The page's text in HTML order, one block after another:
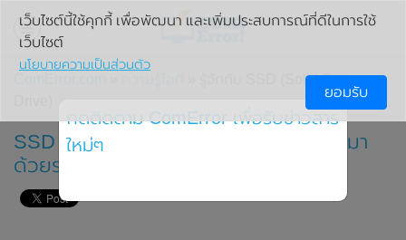
» รู้จักกับ SSD (Solid State
SSD (Solid State Drive) ความเร็วที่แลกมา
ด้วยราคา
เว็บไซต์นี้ใช้คุกกี้ เพื่อพัฒนา และเพิ่มประสบการณ์ที่ดีในการใช้
เว็บไซต์
นโยบายความเป็นส่วนตัว
ยอมรับ
กดติดตาม ComError เพื่อรับข่าวสาร
ใหม่ๆ